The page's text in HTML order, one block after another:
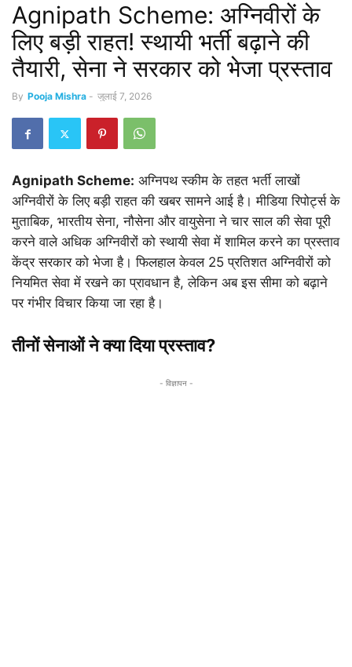
Agnipath Scheme: अग्निवीरों के
लिए बड़ी राहत! स्थायी भर्ती बढ़ाने की
तैयारी, सेना ने सरकार को भेजा प्रस्ताव
By Pooja Mishra - जुलाई 7, 2026
Agnipath Scheme: अग्निपथ स्कीम के तहत भर्ती लाखों
अग्निवीरों के लिए बड़ी राहत की खबर सामने आई है। मीडिया रिपोर्ट्स के
मुताबिक, भारतीय सेना, नौसेना और वायुसेना ने चार साल की सेवा पूरी
करने वाले अधिक अग्निवीरों को स्थायी सेवा में शामिल करने का प्रस्ताव
केंद्र सरकार को भेजा है। फिलहाल केवल 25 प्रतिशत अग्निवीरों को
नियमित सेवा में रखने का प्रावधान है, लेकिन अब इस सीमा को बढ़ाने
पर गंभीर विचार किया जा रहा है।
तीनों सेनाओं ने क्या दिया प्रस्ताव?
- विज्ञापन -